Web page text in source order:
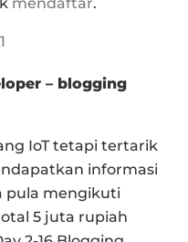
– blogging
IoT tetapi tertarik
informasi
pula mengikuti
5 juta rupiah